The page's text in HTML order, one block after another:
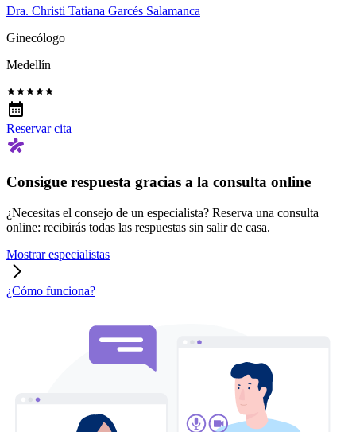
Dra. Christi Tatiana Garcés Salamanca
Ginecólogo
Medellín
Reservar cita
Consigue respuesta gracias a la consulta online
¿Necesitas el consejo de un especialista? Reserva una consulta
online: recibirás todas las respuestas sin salir de casa.
Mostrar especialistas
¿Cómo funciona?